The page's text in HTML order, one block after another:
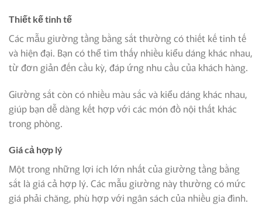
Thiết kế tinh tế
Các mẫu giường tầng bằng sắt thường có thiết kế tinh tế
và hiện đại. Bạn có thể tìm thấy nhiều kiểu dáng khác nhau,
từ đơn giản đến cầu kỳ, đáp ứng nhu cầu của khách hàng.
Giường sắt còn có nhiều màu sắc và kiểu dáng khác nhau,
giúp bạn dễ dàng kết hợp với các món đồ nội thất khác
trong phòng.
Giá cả hợp lý
Một trong những lợi ích lớn nhất của giường tầng bằng
sắt là giá cả hợp lý. Các mẫu giường này thường có mức
giá phải chăng, phù hợp với ngân sách của nhiều gia đình.